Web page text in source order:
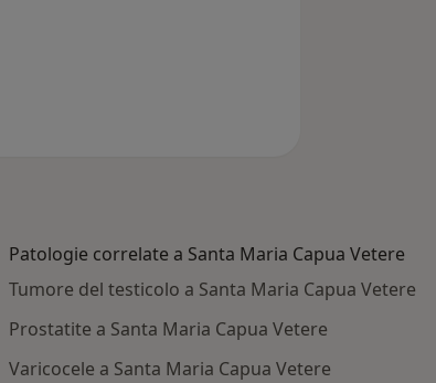
Patologie correlate a Santa Maria Capua Vetere
Tumore del testicolo a Santa Maria Capua Vetere
Prostatite a Santa Maria Capua Vetere
Varicocele a Santa Maria Capua Vetere